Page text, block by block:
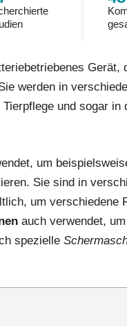
Gerät,
werden in
und sogar in
um
Sie sind in
um verschiedene
auch verwendet,
spezielle